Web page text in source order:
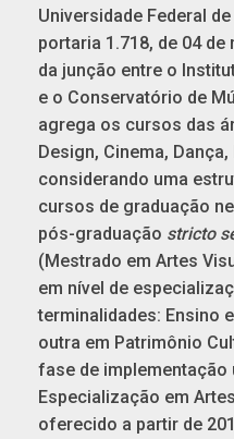
Universidade Federal
portaria 1.718, de 04
da junção entre o
e o Conservatório de
agrega os cursos das
Design, Cinema,
considerando uma
cursos de graduação
pós-graduação stricto
(Mestrado em Artes
em nível de
terminalidades: Ensino
outra em Patrimônio
fase de implementação
Especialização em
oferecido a partir de